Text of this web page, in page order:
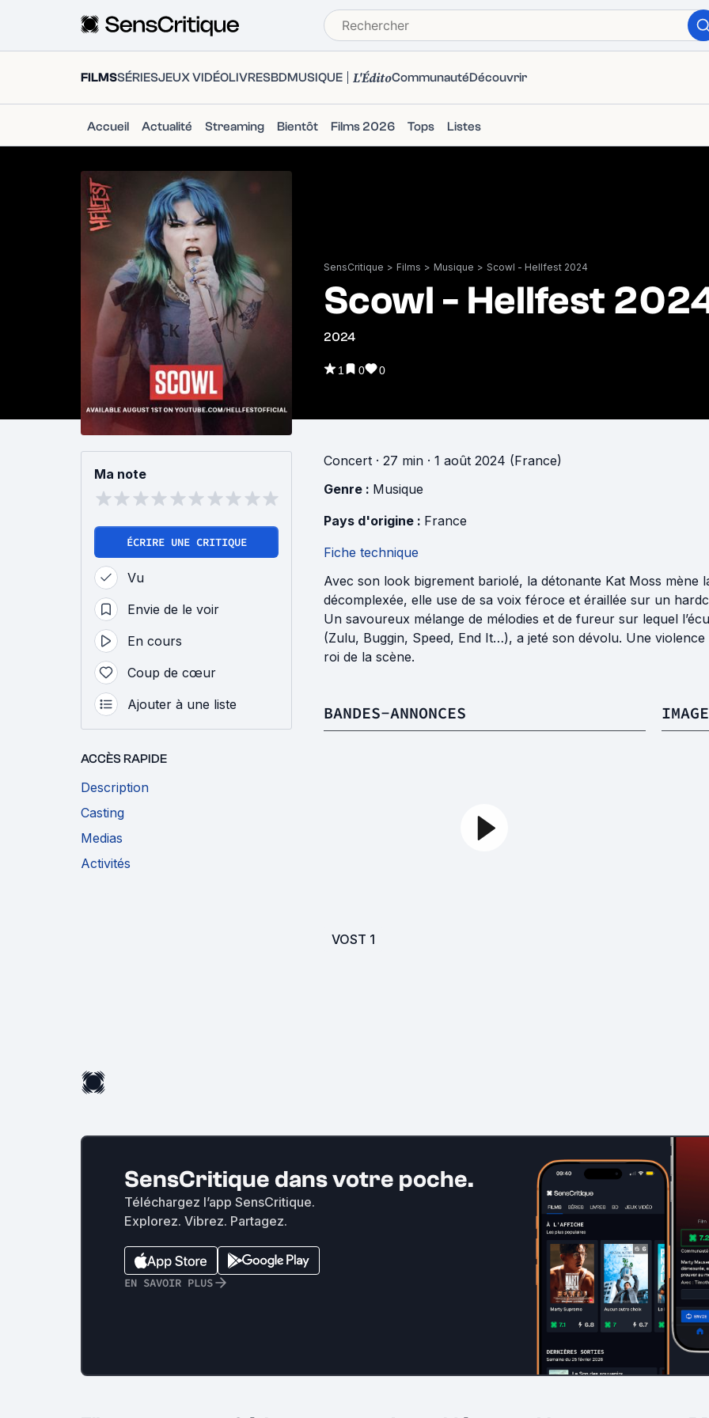
FILMSSÉRIESJEUX VIDÉOLIVRESBDMUSIQUE L'ÉditoCommunautéDécouvrir
Accueil Actualité Streaming Bientôt Films 2026 Tops Listes
SensCritique > Films > Musique > Scowl - Hellfest 2024
Scowl - Hellfest
2024
1 0 0
Ma note
ÉCRIRE UNE CRITIQUE
Vu
Envie de le voir
En cours
Coup de cœur
Ajouter à une liste
ACCÈS RAPIDE
Description
Casting
Medias
Activités
Concert · 27 min · 1 août 2024 (France)
Genre : Musique
Pays d'origine : France
Fiche technique
Avec son look bigrement bariolé, la détonante Kat Moss mène
décomplexée, elle use de sa voix féroce et éraillée sur un
Un savoureux mélange de mélodies et de fureur sur lequel
(Zulu, Buggin, Speed, End It…), a jeté son dévolu. Une
roi de la scène.
BANDES-ANNONCES
VOST 1
SensCritique dans votre poche.
Téléchargez l’app SensCritique.
Explorez. Vibrez. Partagez.
EN SAVOIR PLUS